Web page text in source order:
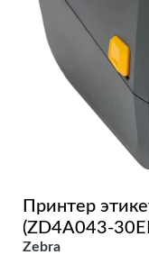
Принтер
(ZD4A043-
Zebra